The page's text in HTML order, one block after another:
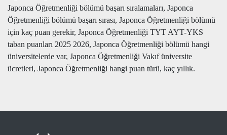
Japonca Öğretmenliği bölümü başarı sıralamaları, Japonca
Öğretmenliği bölümü başarı sırası, Japonca Öğretmenliği bölümü
için kaç puan gerekir, Japonca Öğretmenliği TYT AYT-YKS
taban puanları 2025 2026, Japonca Öğretmenliği bölümü hangi
üniversitelerde var, Japonca Öğretmenliği Vakıf üniversite
ücretleri, Japonca Öğretmenliği hangi puan türü, kaç yıllık.